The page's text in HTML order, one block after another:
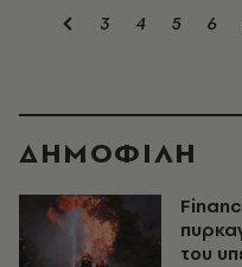
3 4 5 6
ΔΗΜΟΦΙΛΗ
του